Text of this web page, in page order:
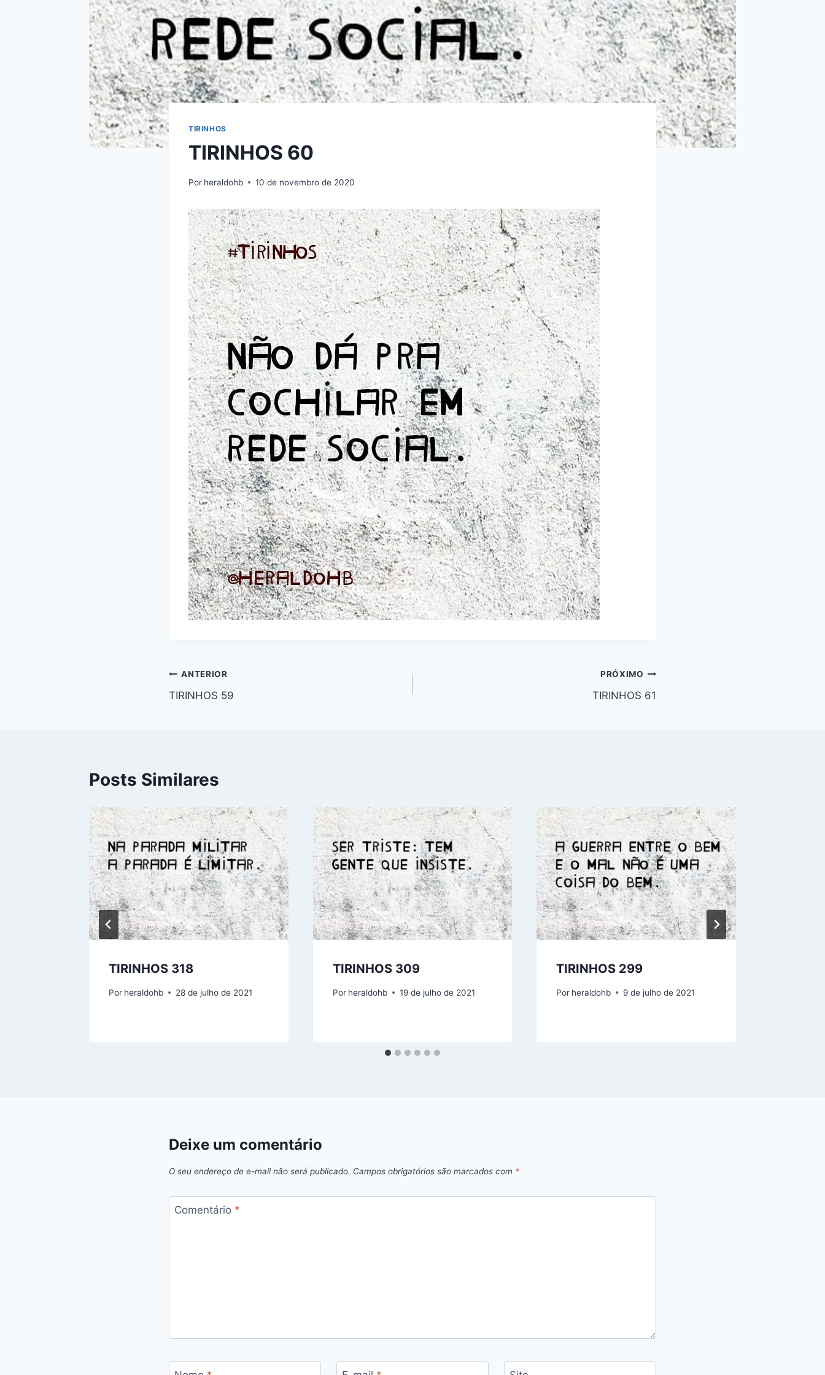
TIRINHOS
TIRINHOS 60
Por heraldohb 10 de novembro de 2020
Navegação
de
ANTERIOR
TIRINHOS 59
PRÓXIMO
TIRINHOS 61
Posts Similares
TIRINHOS 318
Por heraldohb 28 de julho de 2021
TIRINHOS 309
Por heraldohb 19 de julho de 2021
TIRINHOS 299
Por heraldohb 9 de julho de 2021
Deixe um comentário
O seu endereço de e-mail não será publicado. Campos obrigatórios são marcados com *
Comentário *